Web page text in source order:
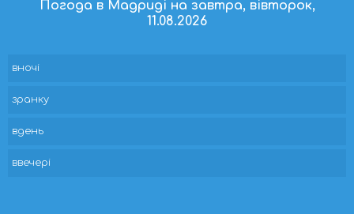
Погода в Мадриді на завтра, вівторок,
11.08.2026
вночі
зранку
вдень
ввечері